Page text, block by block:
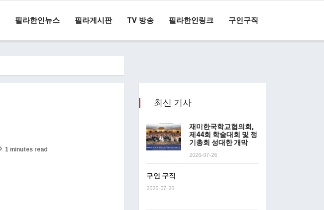
필라한인뉴스 필라게시판 TV 방송 필라한인링크 구인구직
1 minutes read
최신 기사
재미한국학교협의회,
제44회 학술대회 및 정
기총회 성대한 개막
2026-07-26
구인 구직
2026-07-26